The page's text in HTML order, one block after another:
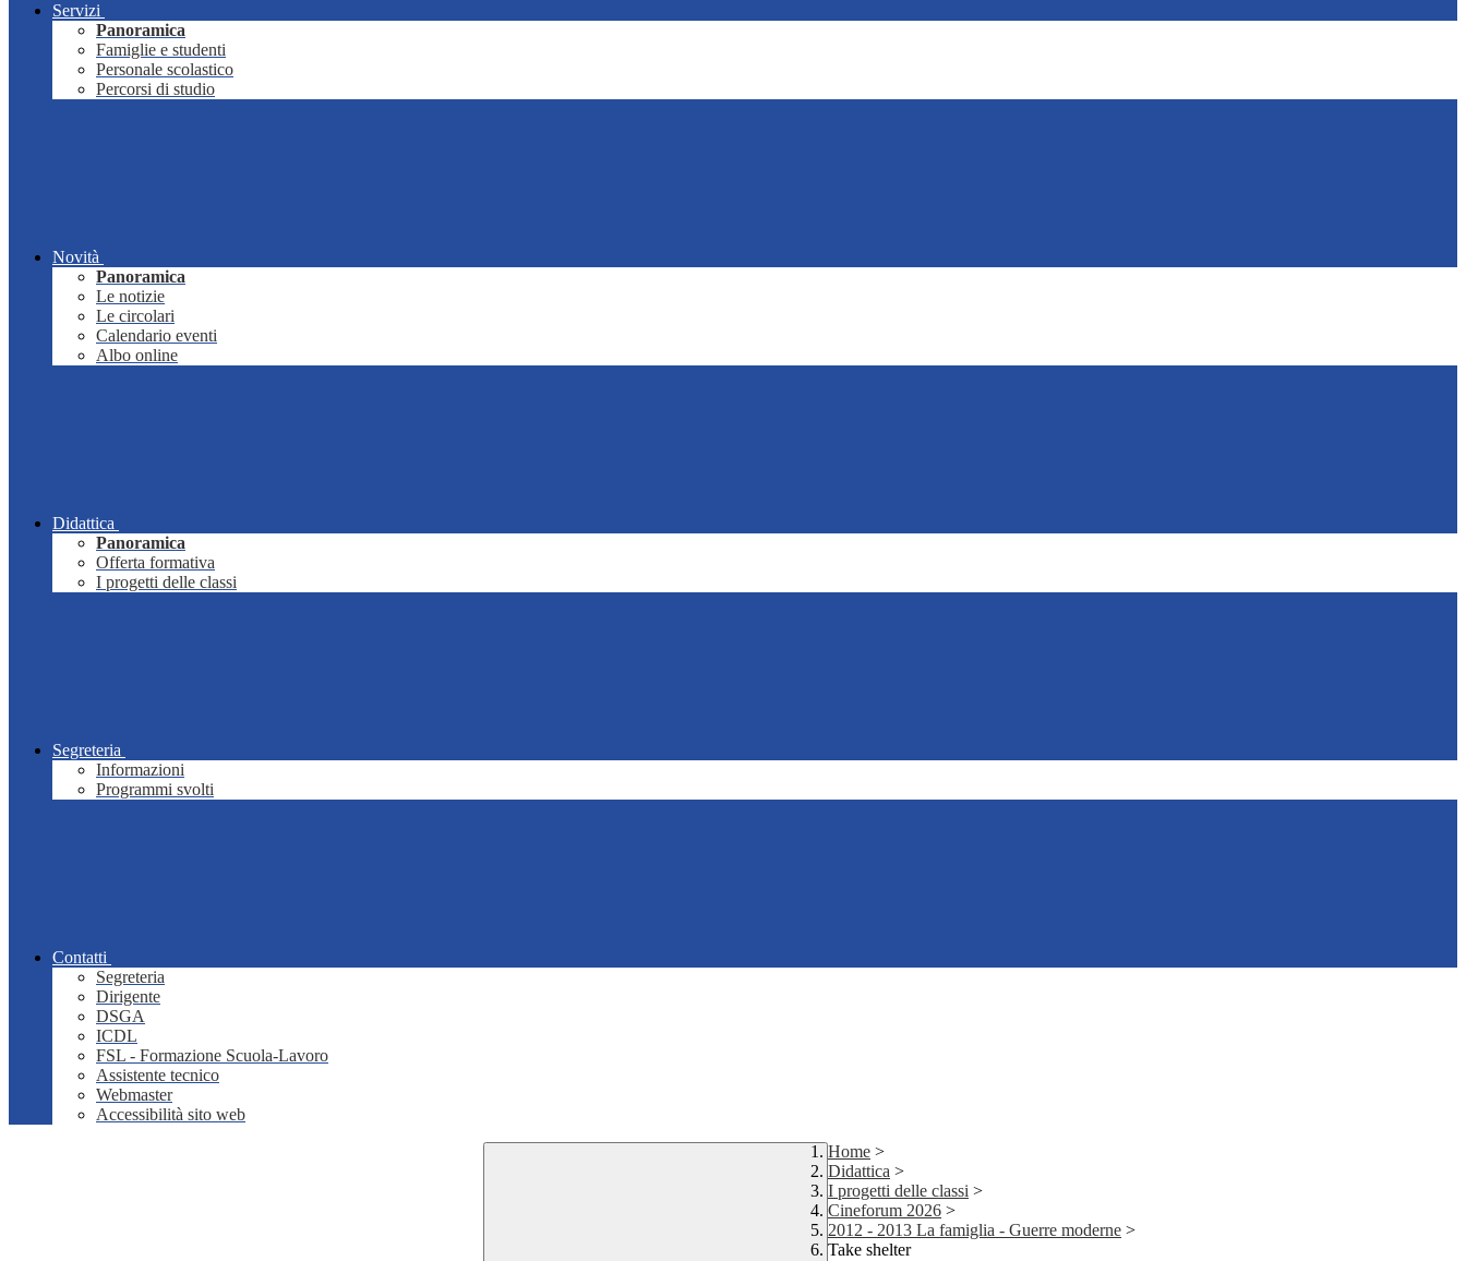
Servizi
Panoramica
Famiglie e studenti
Personale scolastico
Percorsi di studio
Novità
Panoramica
Le notizie
Le circolari
Calendario eventi
Albo online
Didattica
Panoramica
Offerta formativa
I progetti delle classi
Segreteria
Informazioni
Programmi svolti
Contatti
Segreteria
Dirigente
DSGA
ICDL
FSL - Formazione Scuola-Lavoro
Assistente tecnico
Webmaster
Accessibilità sito web
Home >
Didattica >
I progetti delle classi >
Cineforum 2026 >
2012 - 2013 La famiglia - Guerre moderne >
Take shelter